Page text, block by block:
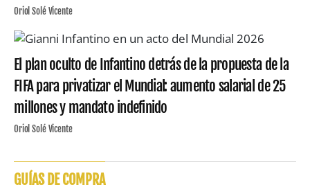
Oriol Solé Vicente
El plan oculto de Infantino detrás de la propuesta de la
FIFA para privatizar el Mundial: aumento salarial de 25
millones y mandato indefinido
Oriol Solé Vicente
GUÍAS DE COMPRA